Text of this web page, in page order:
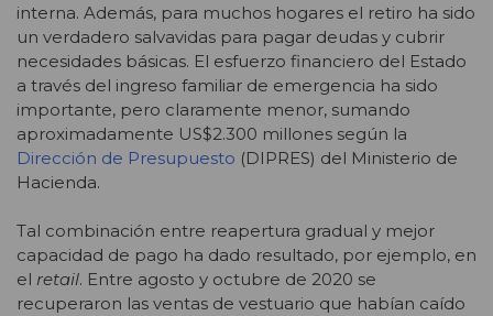
interna. Además, para muchos hogares el retiro ha sido
un verdadero salvavidas para pagar deudas y cubrir
necesidades básicas. El esfuerzo financiero del Estado
a través del ingreso familiar de emergencia ha sido
importante, pero claramente menor, sumando
aproximadamente US$2.300 millones según la
Dirección de Presupuesto (DIPRES) del Ministerio de
Hacienda.
Tal combinación entre reapertura gradual y mejor
capacidad de pago ha dado resultado, por ejemplo, en
el retail. Entre agosto y octubre de 2020 se
recuperaron las ventas de vestuario que habían caído